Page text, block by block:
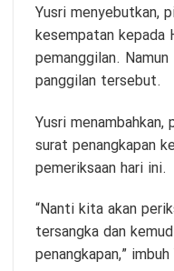
Yusri menyebutkan,
kesempatan kepada
pemanggilan.
panggilan tersebut.
Yusri
surat penangkapan
pemeriksaan hari ini.
“Nanti kita akan
tersangka dan
penangkapan,” imbuh